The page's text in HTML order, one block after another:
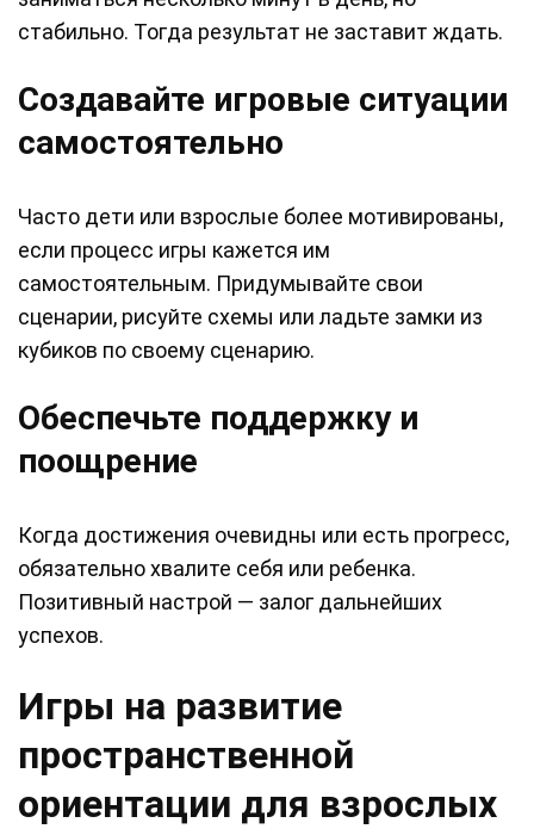
стабильно. Тогда результат не заставит ждать.
Создавайте игровые ситуации
самостоятельно
Часто дети или взрослые более мотивированы,
если процесс игры кажется им
самостоятельным. Придумывайте свои
сценарии, рисуйте схемы или ладьте замки из
кубиков по своему сценарию.
Обеспечьте поддержку и
поощрение
Когда достижения очевидны или есть прогресс,
обязательно хвалите себя или ребенка.
Позитивный настрой — залог дальнейших
успехов.
Игры на развитие
пространственной
ориентации для взрослых